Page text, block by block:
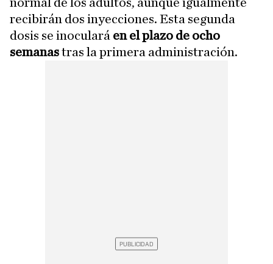
recibirán dos inyecciones. Esta segunda
dosis se inoculará en el plazo de ocho
semanastras la primera administración.